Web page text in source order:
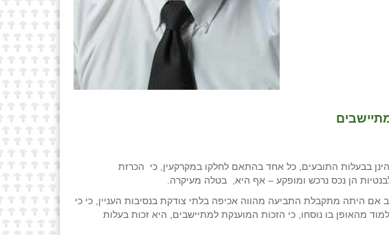
בבעלות התובעים, כל אחד בהתאם לחלקו במקרקעין, כי הכרזת
הן נכס נרכש ומופקע – אף היא, בטלה מעיקרה.
היתה מתקבלת התביעה מהווה אכיפה בלתי צודקת בנסיבות העניין, כי כי
מהאופן בו נוסחו, כי הזכות המוענקת למתיישבים, היא זכות בעלות